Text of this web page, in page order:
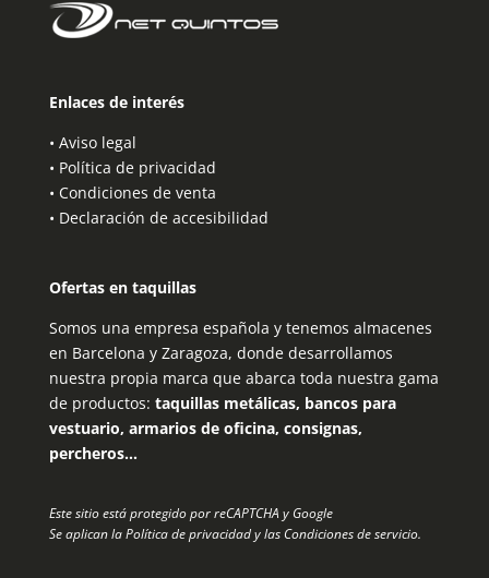
Enlaces de interés
• Aviso legal
• Política de privacidad
• Condiciones de venta
• Declaración de accesibilidad
Ofertas en taquillas
Somos una empresa española y tenemos almacenes
en Barcelona y Zaragoza, donde desarrollamos
nuestra propia marca que abarca toda nuestra gama
de productos: taquillas metálicas, bancos para
vestuario, armarios de oficina, consignas,
percheros…
Este sitio está protegido por reCAPTCHA y Google
Se aplican laPolítica de privacidady las Condiciones de servicio.